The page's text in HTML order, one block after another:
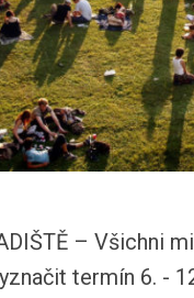
– Všichni
termín 6. -